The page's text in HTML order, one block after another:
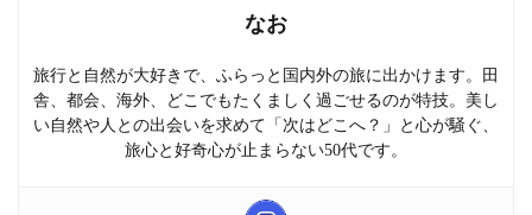
なお
旅行と自然が大好きで、ふらっと国内外の旅に出かけます。田
舎、都会、海外、どこでもたくましく過ごせるのが特技。美し
い自然や人との出会いを求めて「次はどこへ？」と心が騒ぐ、
旅心と好奇心が止まらない50代です。